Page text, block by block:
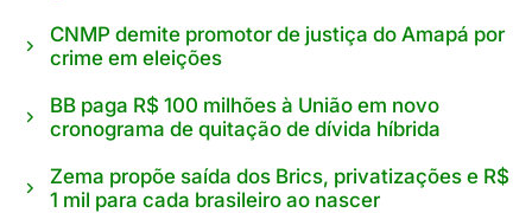
CNMP demite promotor de justiça do Amapá por
crime em eleições
BB paga R$ 100 milhões à União em novo
cronograma de quitação de dívida híbrida
Zema propõe saída dos Brics, privatizações e R$
1 mil para cada brasileiro ao nascer